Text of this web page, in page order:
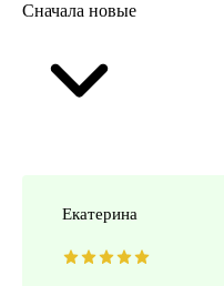
Сначала новые
Екатерина